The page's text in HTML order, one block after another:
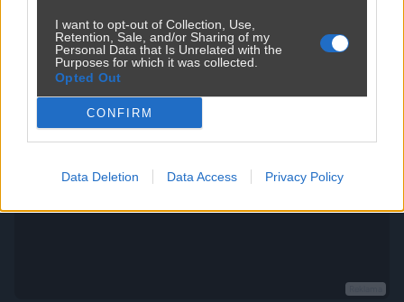
I want to opt-out of Collection, Use,
Retention, Sale, and/or Sharing of my
Personal Data that Is Unrelated with the
Purposes for which it was collected.
Opted Out
CONFIRM
Data Deletion Data Access Privacy Policy
Kobieta nie chciała otworzyć okna
2951 5 Śmieszne